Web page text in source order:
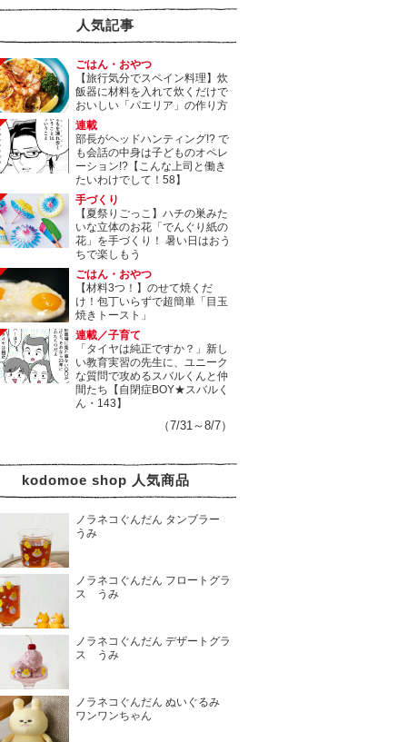
人気記事
ごはん・おやつ
【旅行気分でスペイン料理】炊
飯器に材料を入れて炊くだけで
おいしい「パエリア」の作り方
連載
部長がヘッドハンティング!? で
も会話の中身は子どものオペレ
ーション!?【こんな上司と働き
たいわけでして！58】
手づくり
【夏祭りごっこ】ハチの巣みた
いな立体のお花「でんぐり紙の
花」を手づくり！ 暑い日はおう
ちで楽しもう
ごはん・おやつ
【材料3つ！】のせて焼くだ
け！包丁いらずで超簡単「目玉
焼きトースト」
連載／子育て
「タイヤは純正ですか？」新し
い教育実習の先生に、ユニーク
な質問で攻めるスバルくんと仲
間たち【自閉症BOY★スバルく
ん・143】
（7/31～8/7）
kodomoe shop 人気商品
ノラネコぐんだん タンブラー
うみ
ノラネコぐんだん フロートグラ
ス うみ
ノラネコぐんだん デザートグラ
ス うみ
ノラネコぐんだん ぬいぐるみ
ワンワンちゃん